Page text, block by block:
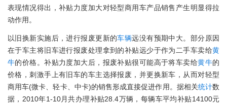
表现情况得出，补贴力度加大对轻型商用车产品销售产生明显得拉
动作用。
以旧换新实施后，进行报废更新的车辆远没有预期中大。部分原因
在于车主将旧车进行报废处理拿到的补贴远少于作为二手车卖给黄
牛的价格。补贴力度加大后，报废补贴很可能高于将车卖给黄牛的
价格，刺激手上有旧车的车主选择报废，并更换新车，从而对轻型
商用车(微卡、轻卡、中卡)的销售形成直接促进作用。据相关统计数
据，2010年1-10月共办理补贴28.4万辆，每辆车平均补贴14100元